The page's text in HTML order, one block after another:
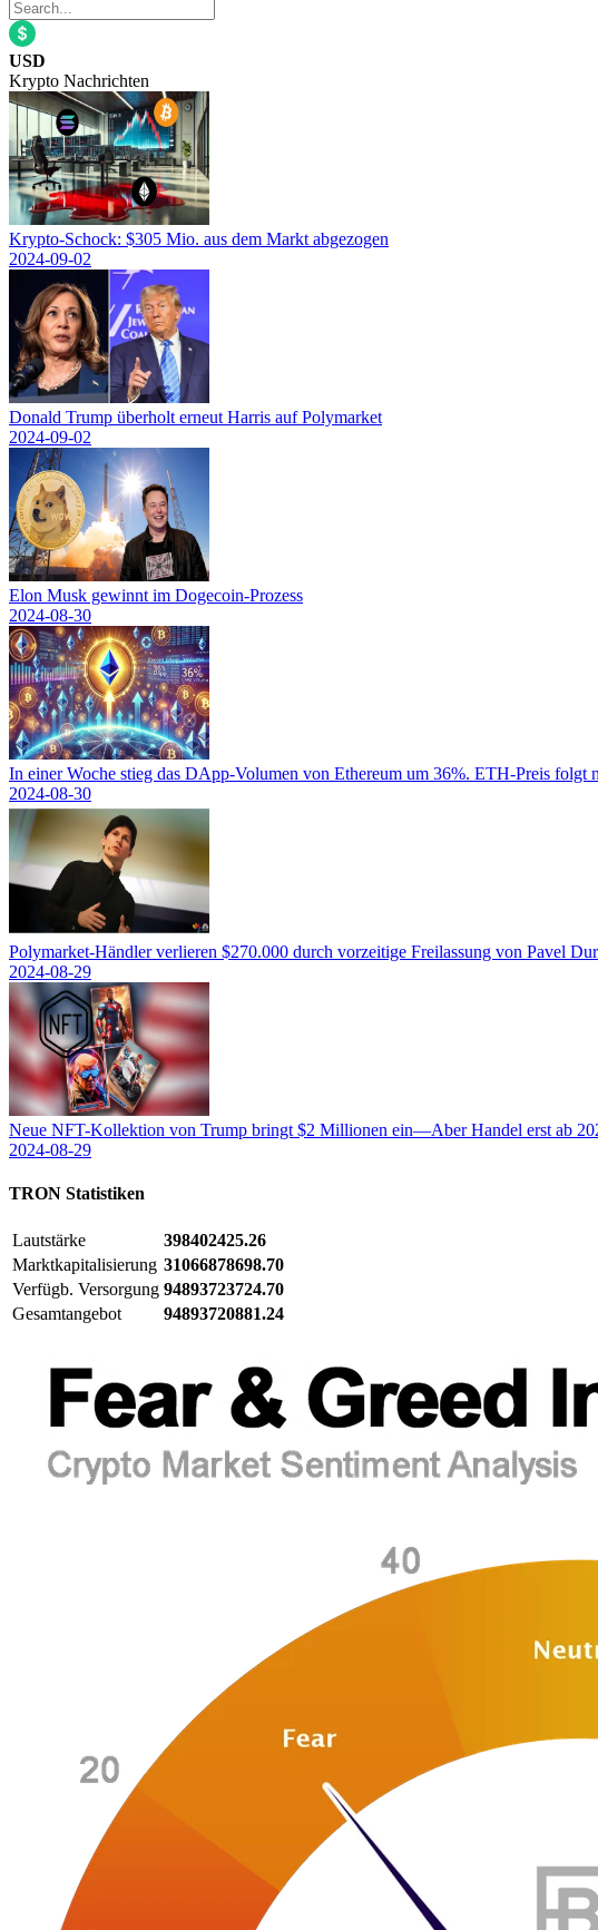
USD
Krypto Nachrichten
Krypto-Schock: $305 Mio. aus dem Markt abgezogen
2024-09-02
Donald Trump überholt erneut Harris auf Polymarket
2024-09-02
Elon Musk gewinnt im Dogecoin-Prozess
2024-08-30
In einer Woche stieg das DApp-Volumen von Ethereum um 36%. ETH-Preis folgt
2024-08-30
Polymarket-Händler verlieren $270.000 durch vorzeitige Freilassung von Pavel
2024-08-29
Neue NFT-Kollektion von Trump bringt $2 Millionen ein—Aber Handel erst ab
2024-08-29
TRON Statistiken
Lautstärke
398402425.26
Marktkapitalisierung 31066878698.70
Verfügb. Versorgung 94893723724.70
Gesamtangebot
94893720881.24